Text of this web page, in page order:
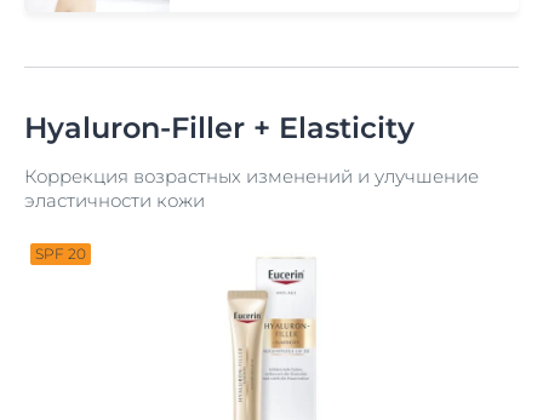
Hyaluron-Filler + Elasticity
Коррекция возрастных изменений и улучшение
эластичности кожи
SPF 20